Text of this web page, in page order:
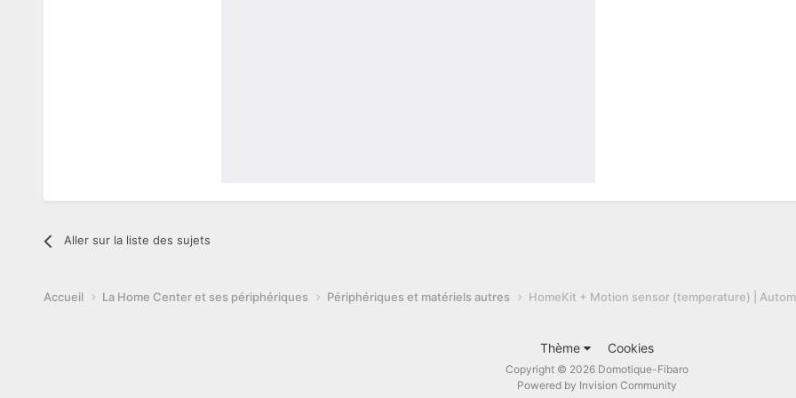
Aller sur la liste des sujets
Accueil La Home Center et ses périphériques Périphériques et matériels autres HomeKit + Motion sensor (temperature) |
Thème Cookies
Copyright © 2026 Domotique-Fibaro
Powered by Invision Community